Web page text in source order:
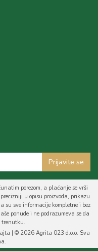
Prijavite se
porezom, a plaćanje se vrši
u opisu proizvoda, prikazu
su sve informacije kompletne i bez
ponude i ne podrazumeva se da
trenutku.
| © 2026 Agrita 023 d.o.o. Sva